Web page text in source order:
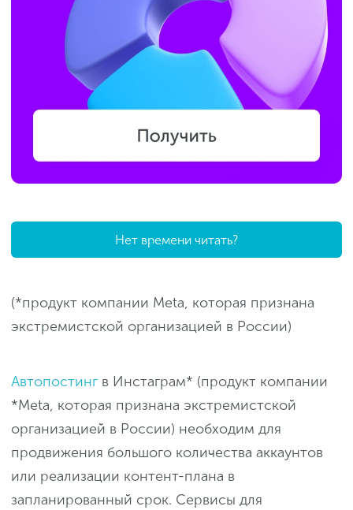
Нет времени читать?
(*продукт компании Meta, которая признана
экстремистской организацией в России)
Автопостинг в Инстаграм* (продукт компании
*Meta, которая признана экстремистской
организацией в России) необходим для
продвижения большого количества аккаунтов
или реализации контент-плана в
запланированный срок. Сервисы для